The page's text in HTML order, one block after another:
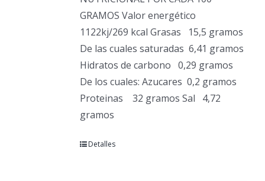
GRAMOS Valor energético
1122kj/269 kcal Grasas
15,5 gramos
De las cuales saturadas 6,41 gramos
Hidratos de carbono 0,29 gramos
De los cuales: Azucares 0,2 gramos
Proteinas
32 gramos Sal
4,72
gramos
Detalles